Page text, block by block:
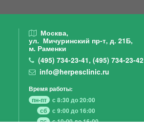
Москва,
ул. Мичуринский пр-т, д. 21Б,
м. Раменки
(495)734-23-41,(495)734-23-42
info@herpesclinic.ru
Время работы:
пн-пт
с 8:30 до 20:00
сб
с 9:00 до 16:00
вс
с 10:00 до 16:00